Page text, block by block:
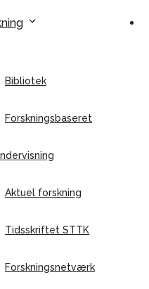
Bibliotek
Forskningsbaseret
Aktuel forskning
Tidsskriftet STTK
Forskningsnetværk